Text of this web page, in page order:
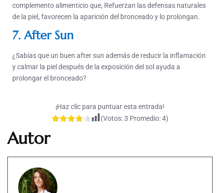
complemento alimenticio que, Refuerzan las defensas naturales
de la piel, favorecen la aparición del bronceado y lo prolongan.
7. After Sun
¿Sabías que un buen after sun además de reducir la inflamación
y calmar la piel después de la exposición del sol ayuda a
prolongar el bronceado?
¡Haz clic para puntuar esta entrada!
(Votos:3 Promedio:4)
Autor